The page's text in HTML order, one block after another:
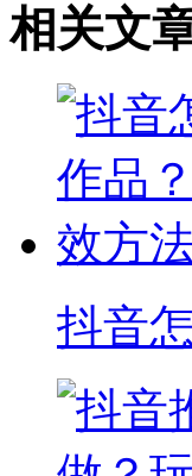
相关文
抖音